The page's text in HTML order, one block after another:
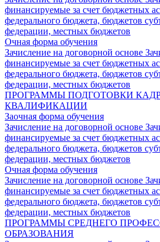
финансируемые за счет бюджетных
федерального бюджета, бюджетов
федерации, местных бюджетов
Очная форма обучения
Зачисление на договорной основе
финансируемые за счет бюджетных
федерального бюджета, бюджетов
федерации, местных бюджетов
ПРОГРАММЫ ПОДГОТОВКИ
КВАЛИФИКАЦИИ
Заочная форма обучения
Зачисление на договорной основе
финансируемые за счет бюджетных
федерального бюджета, бюджетов
федерации, местных бюджетов
Очная форма обучения
Зачисление на договорной основе
финансируемые за счет бюджетных
федерального бюджета, бюджетов
федерации, местных бюджетов
ПРОГРАММЫ СРЕДНЕГО
ОБРАЗОВАНИЯ